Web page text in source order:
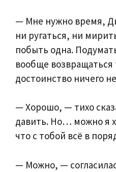
— Мне нужно время,
ни ругаться, ни
побыть одна.
вообще возвращаться
достоинство ничего
— Хорошо, — тихо
давить. Но… можно я
что с тобой всё в
— Можно, —